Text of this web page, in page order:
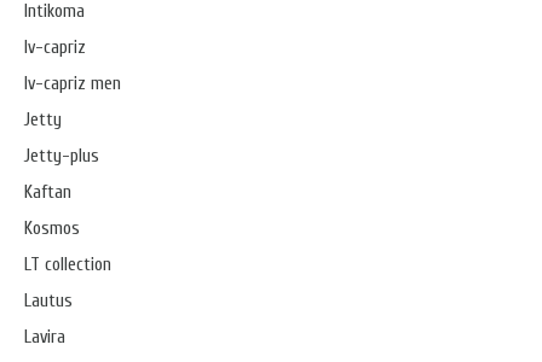
Intikoma
Iv-capriz
Iv-capriz men
Jetty
Jetty-plus
Kaftan
Kosmos
LT collection
Lautus
Lavira